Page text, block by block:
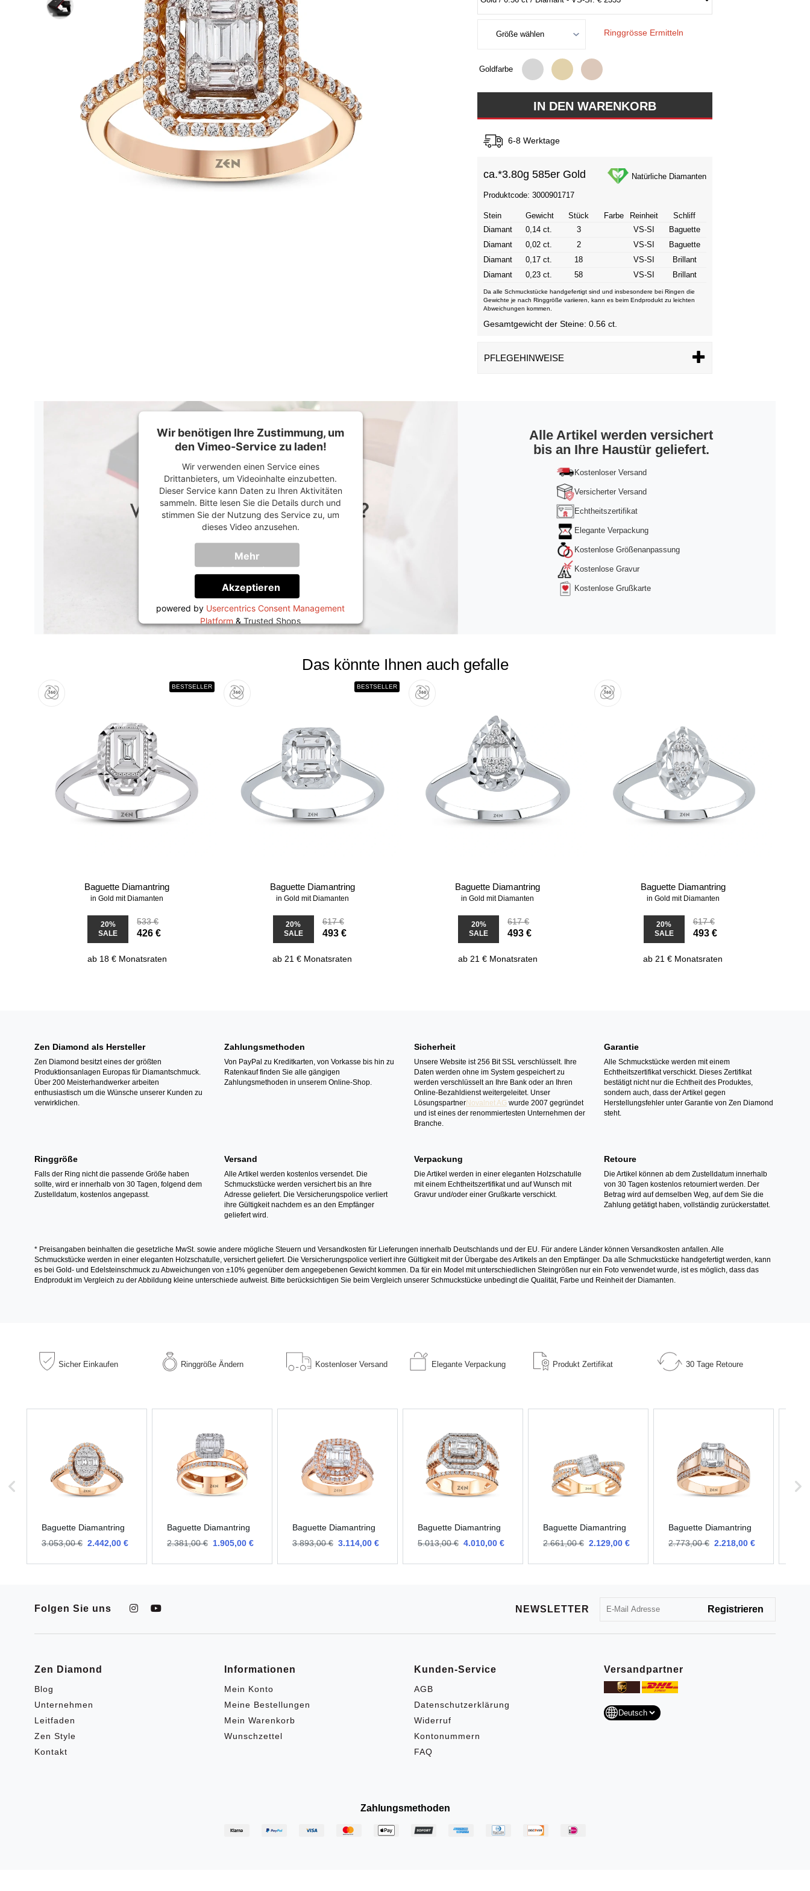
Ringgrösse Ermitteln
Goldfarbe
6-8 Werktage
ca.*3.80g 585er Gold Natürliche Diamanten
Produktcode: 3000901717
Stein Gewicht Stück Farbe Reinheit
Schliff
Diamant
0,14 ct. 3 VS-SI
Baguette
Diamant
0,02 ct. 2 VS-SI
Baguette
Diamant
0,17 ct. 18 VS-SI
Brillant
Diamant
0,23 ct. 58 VS-SI Brillant
Da alle Schmuckstücke handgefertigt sind und insbesondere bei Ringen die
Gewichte je nach Ringgröße variieren, kann es beim Endprodukt zu leichten
Abweichungen kommen.
Gesamtgewicht der Steine: 0.56 ct.
PFLEGEHINWEISE
Wir benötigen Ihre Zustimmung, um
den Vimeo-Service zu laden!
Wir verwenden einen Service eines
Drittanbieters, um Videoinhalte einzubetten.
Dieser Service kann Daten zu Ihren Aktivitäten
sammeln. Bitte lesen Sie die Details durch und
stimmen Sie der Nutzung des Service zu, um
dieses Video anzusehen.
Mehr
Informationen
Akzeptieren
powered by Usercentrics Consent Management
Platform&Trusted Shops
Alle Artikel werden versichert
bis an Ihre Haustür geliefert.
Kostenloser Versand
Versicherter Versand
Echtheitszertifikat
Elegante Verpackung
Kostenlose Größenanpassung
Kostenlose Gravur
Kostenlose Grußkarte
Das könnte Ihnen auch gefalle
BESTSELLER
Baguette Diamantring
in Gold mit Diamanten
20%
SALE
533 €
426 €
ab 18 € Monatsraten
BESTSELLER
Baguette Diamantring
in Gold mit Diamanten
20%
SALE
617 €
493 €
ab 21 € Monatsraten
Baguette Diamantring
in Gold mit Diamanten
20%
SALE
617 €
493 €
ab 21 € Monatsraten
Baguette Diamantring
in Gold mit Diamanten
20%
SALE
617 €
493 €
ab 21 € Monatsraten
Zen Diamond als Hersteller
Zen Diamond besitzt eines der größten
Produktionsanlagen Europas für Diamantschmuck.
Über 200 Meisterhandwerker arbeiten
enthusiastisch um die Wünsche unserer Kunden zu
verwirklichen.
Zahlungsmethoden
Von PayPal zu Kreditkarten, von Vorkasse bis hin zu
Ratenkauf finden Sie alle gängigen
Zahlungsmethoden in unserem Online-Shop.
Sicherheit
Unsere Website ist 256 Bit SSL verschlüsselt. Ihre
Daten werden ohne im System gespeichert zu
werden verschlüsselt an Ihre Bank oder an Ihren
Online-Bezahldienst weitergeleitet. Unser
LösungspartnerNovalnet AG wurde 2007 gegründet
und ist eines der renommiertesten Unternehmen der
Branche.
Garantie
Alle Schmuckstücke werden mit einem
Echtheitszertifikat verschickt. Dieses Zertifikat
bestätigt nicht nur die Echtheit des Produktes,
sondern auch, dass der Artikel gegen
Herstellungsfehler unter Garantie von Zen Diamond
steht.
Ringgröße
Falls der Ring nicht die passende Größe haben
sollte, wird er innerhalb von 30 Tagen, folgend dem
Zustelldatum, kostenlos angepasst.
Versand
Alle Artikel werden kostenlos versendet. Die
Schmuckstücke werden versichert bis an Ihre
Adresse geliefert. Die Versicherungspolice verliert
ihre Gültigkeit nachdem es an den Empfänger
geliefert wird.
Verpackung
Die Artikel werden in einer eleganten Holzschatulle
mit einem Echtheitszertifikat und auf Wunsch mit
Gravur und/oder einer Grußkarte verschickt.
Retoure
Die Artikel können ab dem Zustelldatum innerhalb
von 30 Tagen kostenlos retourniert werden. Der
Betrag wird auf demselben Weg, auf dem Sie die
Zahlung getätigt haben, vollständig zurückerstattet.
* Preisangaben beinhalten die gesetzliche MwSt. sowie andere mögliche Steuern und Versandkosten für Lieferungen innerhalb Deutschlands und der EU. Für andere Länder können Versandkosten anfallen. Alle
Schmuckstücke werden in einer eleganten Holzschatulle, versichert geliefert. Die Versicherungspolice verliert ihre Gültigkeit mit der Übergabe des Artikels an den Empfänger. Da alle Schmuckstücke handgefertigt werden, kann
es bei Gold- und Edelsteinschmuck zu Abweichungen von ±10% gegenüber dem angegebenen Gewicht kommen. Da für ein Model mit unterschiedlichen Steingrößen nur ein Foto verwendet wurde, ist es möglich, dass das
Endprodukt im Vergleich zu der Abbildung kleine unterschiede aufweist. Bitte berücksichtigen Sie beim Vergleich unserer Schmuckstücke unbedingt die Qualität, Farbe und Reinheit der Diamanten.
Sicher Einkaufen RinggrößeÄndern Kostenloser Versand Elegante Verpackung Produkt Zertifikat 30 Tage Retoure
Baguette Diamantring
2.442,00 €
3.053,00 €
Baguette Diamantring
1.905,00 €
2.381,00 €
Baguette Diamantring
3.114,00 €
3.893,00 €
Baguette Diamantring
4.010,00 €
5.013,00 €
Baguette Diamantring
2.129,00 €
2.661,00 €
Baguette Diamantring
2.218,00 €
2.773,00 €
Folgen Sie uns NEWSLETTER
Zen Diamond
Blog
Unternehmen
Leitfaden
Zen Style
Kontakt
Informationen
Mein Konto
Meine Bestellungen
Mein Warenkorb
Wunschzettel
Kunden-Service
AGB
Datenschutzerklärung
Widerruf
Kontonummern
FAQ
Versandpartner
Zahlungsmethoden